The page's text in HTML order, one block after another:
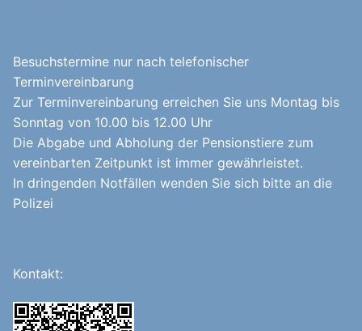
Besuchstermine nur nach telefonischer
Terminvereinbarung
Zur Terminvereinbarung erreichen Sie uns Montag bis
Sonntag von 10.00 bis 12.00 Uhr
Die Abgabe und Abholung der Pensionstiere zum
vereinbarten Zeitpunkt ist immer gewährleistet.
In dringenden Notfällen wenden Sie sich bitte an die
Polizei
Kontakt: